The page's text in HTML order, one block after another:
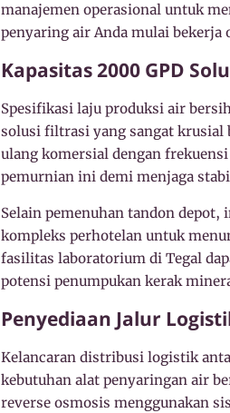
manajemen operasional untuk
penyaring air Anda mulai bekerja
Kapasitas 2000 GPD
Spesifikasi laju produksi air
solusi filtrasi yang sangat krusial
ulang komersial dengan
pemurnian ini demi menjaga
Selain pemenuhan tandon
kompleks perhotelan untuk
fasilitas laboratorium di Tegal
potensi penumpukan kerak
Penyediaan Jalur
Kelancaran distribusi logistik
kebutuhan alat penyaringan air
reverse osmosis menggunakan